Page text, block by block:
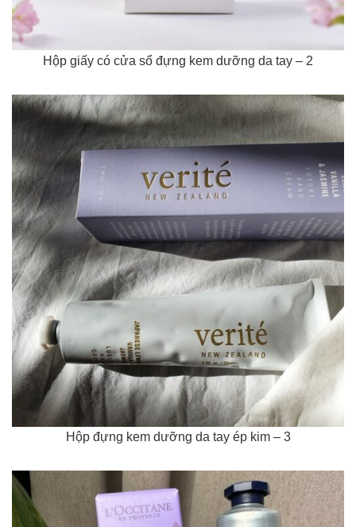
Hộp giấy có cửa sổ đựng kem dưỡng da tay – 2
Hộp đựng kem dưỡng da tay ép kim – 3